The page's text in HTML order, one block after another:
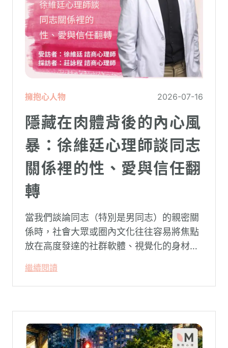
擁抱心人物 2026-07-16
隱藏在肉體背後的內心風
暴：徐維廷心理師談同志
關係裡的性、愛與信任翻
轉
當我們談論同志（特別是男同志）的親密關
係時，社會大眾或圈內文化往往容易將焦點
放在高度發達的社群軟體、視覺化的身材資
砲文化的普及度上。
繼續閱讀